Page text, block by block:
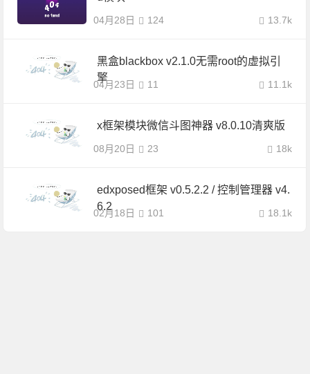
04月28日 13.7k
124
黑盒blackbox v2.1.0无需root的虚拟引
擎
04月23日 11.1k
11
x框架模块微信斗图神器 v8.0.10清爽版
08月20日 18k
23
edxposed框架 v0.5.2.2 / 控制管理器 v4.
6.2
02月18日 18.1k
101